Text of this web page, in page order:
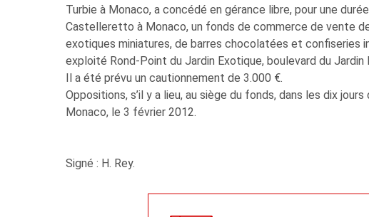
Turbie à Monaco, a concédé en gérance libre, pour une
Castelleretto à Monaco, un fonds de commerce de vente
exotiques miniatures, de barres chocolatées et confiseries
exploité Rond-Point du Jardin Exotique, boulevard du Jardin
Il a été prévu un cautionnement de 3.000 €.
Oppositions, s’il y a lieu, au siège du fonds, dans les dix
Monaco, le 3 février 2012.
Signé : H. Rey.